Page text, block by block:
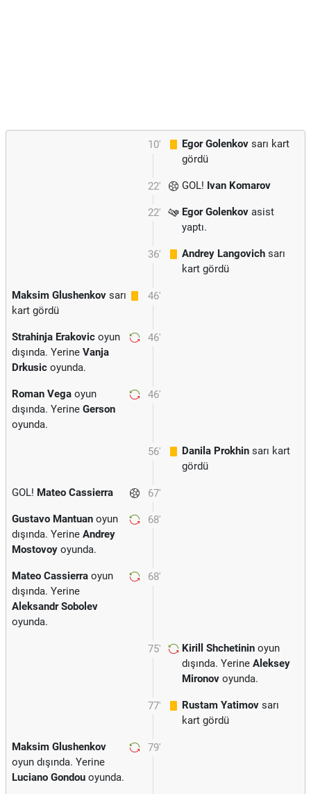
10' Egor Golenkov sarı kart
gördü
22' GOL! Ivan Komarov
22' Egor Golenkov asist
yaptı.
36' Andrey Langovich sarı
kart gördü
46'
Maksim Glushenkov sarı
kart gördü
46'
Strahinja Erakovic oyun
dışında. Yerine Vanja
Drkusic oyunda.
46'
Roman Vega oyun
dışında. Yerine Gerson
oyunda.
56' Danila Prokhin sarı kart
gördü
67'
GOL! Mateo Cassierra
68'
Gustavo Mantuan oyun
dışında. Yerine Andrey
Mostovoy oyunda.
68'
Mateo Cassierra oyun
dışında. Yerine
Aleksandr Sobolev
oyunda.
75' Kirill Shchetinin oyun
dışında. Yerine Aleksey
Mironov oyunda.
77' Rustam Yatimov sarı
kart gördü
79'
Maksim Glushenkov
oyun dışında. Yerine
Luciano Gondou oyunda.